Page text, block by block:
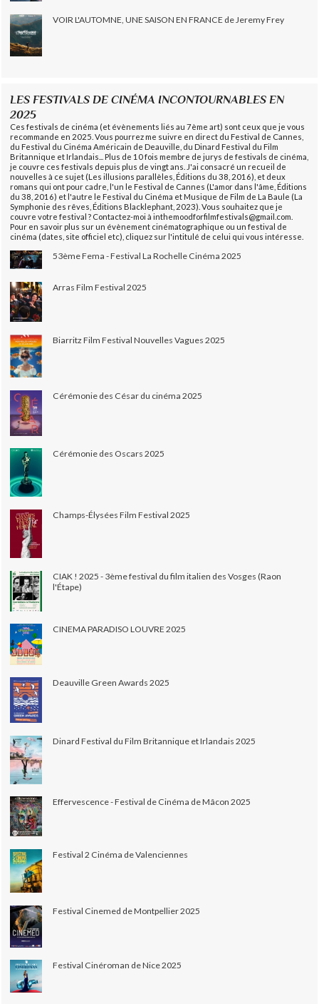
VOIR L'AUTOMNE, UNE SAISON EN FRANCE de Jeremy Frey
LES FESTIVALS DE CINÉMA INCONTOURNABLES EN
2025
Ces festivals de cinéma (et évènements liés au 7ème art) sont ceux que je vous
recommande en 2025. Vous pourrez me suivre en direct du Festival de Cannes,
du Festival du Cinéma Américain de Deauville, du Dinard Festival du Film
Britannique et Irlandais... Plus de 10 fois membre de jurys de festivals de cinéma,
je couvre ces festivals depuis plus de vingt ans. J'ai consacré un recueil de
nouvelles à ce sujet (Les illusions parallèles, Éditions du 38, 2016), et deux
romans qui ont pour cadre, l'un le Festival de Cannes (L'amor dans l'âme, Éditions
du 38, 2016) et l'autre le Festival du Cinéma et Musique de Film de La Baule (La
Symphonie des rêves, Éditions Blacklephant, 2023). Vous souhaitez que je
couvre votre festival ? Contactez-moi à inthemoodforfilmfestivals@gmail.com.
Pour en savoir plus sur un évènement cinématographique ou un festival de
cinéma (dates, site officiel etc), cliquez sur l'intitulé de celui qui vous intéresse.
53ème Fema - Festival La Rochelle Cinéma 2025
Arras Film Festival 2025
Biarritz Film Festival Nouvelles Vagues 2025
Cérémonie des César du cinéma 2025
Cérémonie des Oscars 2025
Champs-Élysées Film Festival 2025
CIAK ! 2025 - 3ème festival du film italien des Vosges (Raon
l'Étape)
CINEMA PARADISO LOUVRE 2025
Deauville Green Awards 2025
Dinard Festival du Film Britannique et Irlandais 2025
Effervescence - Festival de Cinéma de Mâcon 2025
Festival 2 Cinéma de Valenciennes
Festival Cinemed de Montpellier 2025
Festival Cinéroman de Nice 2025